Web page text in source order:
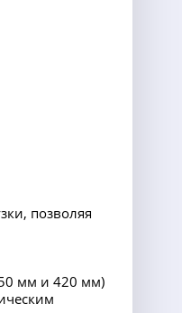
позволяя
мм и 420 мм)